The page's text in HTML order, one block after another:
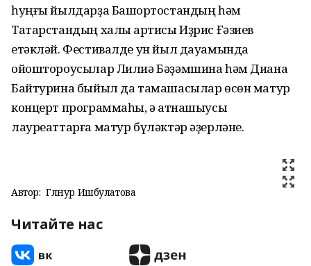
һуңғы йылдарҙа Башҡортостандың һәм
Татарстандың халыҡ артисы Иҙрис Ғәзиев
етәкләй. Фестивалде ун йыл дауамында
ойоштороусылар Лилиә Бәҙәмшина һәм Диана
Байтурина быйыл да тамашасылар өсөн матур
концерт программаһы, ә ҡатнашыусы
лауреаттарға матур бүләктәр әҙерләне.
Автор: Гөлнур Ишбулатова
Читайте нас